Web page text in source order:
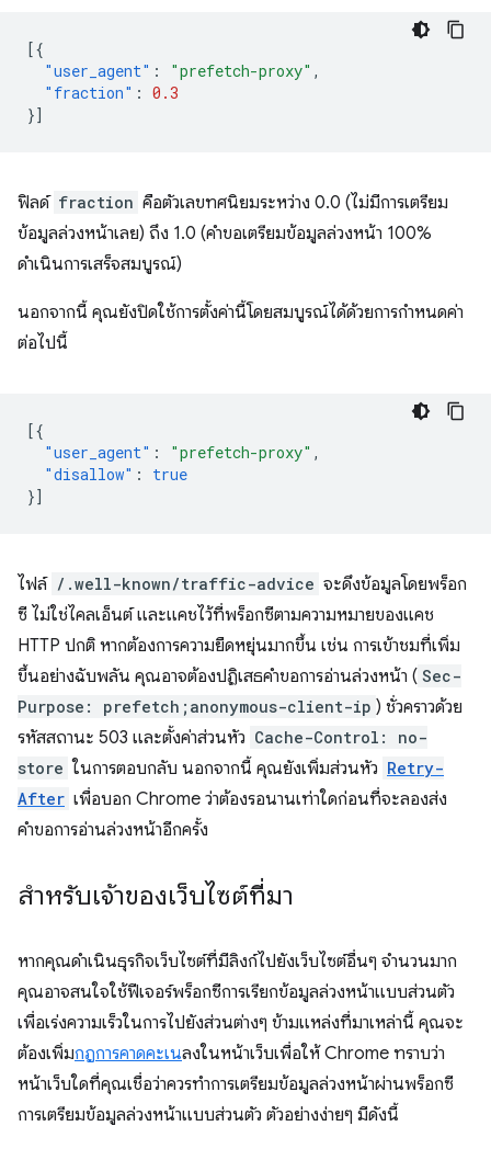
[{
"user_agent" : "prefetch-proxy" ,
"fraction" : 0.3
}]
ฟิลด์ fraction คือตัวเลขทศนิยมระหว่าง 0.0 (ไม่มีการเตรียม
ข้อมูลล่วงหน้าเลย) ถึง 1.0 (คำขอเตรียมข้อมูลล่วงหน้า 100%
ดำเนินการเสร็จสมบูรณ์)
นอกจากนี้ คุณยังปิดใช้การตั้งค่านี้โดยสมบูรณ์ได้ด้วยการกำหนดค่า
ต่อไปนี้
[{
"user_agent" : "prefetch-proxy" ,
"disallow" :
true
}]
ไฟล์ /.well-known/traffic-advice จะดึงข้อมูลโดยพร็อก
ซี ไม่ใช่ไคลเอ็นต์ และแคชไว้ที่พร็อกซีตามความหมายของแคช
HTTP ปกติ หากต้องการความยืดหยุ่นมากขึ้น เช่น การเข้าชมที่เพิ่ม
ขึ้นอย่างฉับพลัน คุณอาจต้องปฏิเสธคำขอการอ่านล่วงหน้า ( Sec-
Purpose: prefetch;anonymous-client-ip ) ชั่วคราวด้วย
รหัสสถานะ 503 และตั้งค่าส่วนหัว Cache-Control: no-
store ในการตอบกลับ นอกจากนี้ คุณยังเพิ่มส่วนหัว Retry-
After เพื่อบอก Chrome ว่าต้องรอนานเท่าใดก่อนที่จะลองส่ง
คำขอการอ่านล่วงหน้าอีกครั้ง
สำหรับเจ้าของเว็บไซต์ที่มา
หากคุณดำเนินธุรกิจเว็บไซต์ที่มีลิงก์ไปยังเว็บไซต์อื่นๆ จำนวนมาก
คุณอาจสนใจใช้ฟีเจอร์พร็อกซีการเรียกข้อมูลล่วงหน้าแบบส่วนตัว
เพื่อเร่งความเร็วในการไปยังส่วนต่างๆ ข้ามแหล่งที่มาเหล่านี้ คุณจะ
ต้องเพิ่มกฎการคาดคะเนลงในหน้าเว็บเพื่อให้ Chrome ทราบว่า
หน้าเว็บใดที่คุณเชื่อว่าควรทำการเตรียมข้อมูลล่วงหน้าผ่านพร็อกซี
การเตรียมข้อมูลล่วงหน้าแบบส่วนตัว ตัวอย่างง่ายๆ มีดังนี้